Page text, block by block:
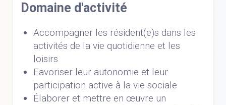
Domaine d'activité
Accompagner les résident(e)s dans les
activités de la vie quotidienne et les
loisirs
Favoriser leur autonomie et leur
participation active à la vie sociale
Élaborer et mettre en œuvre un